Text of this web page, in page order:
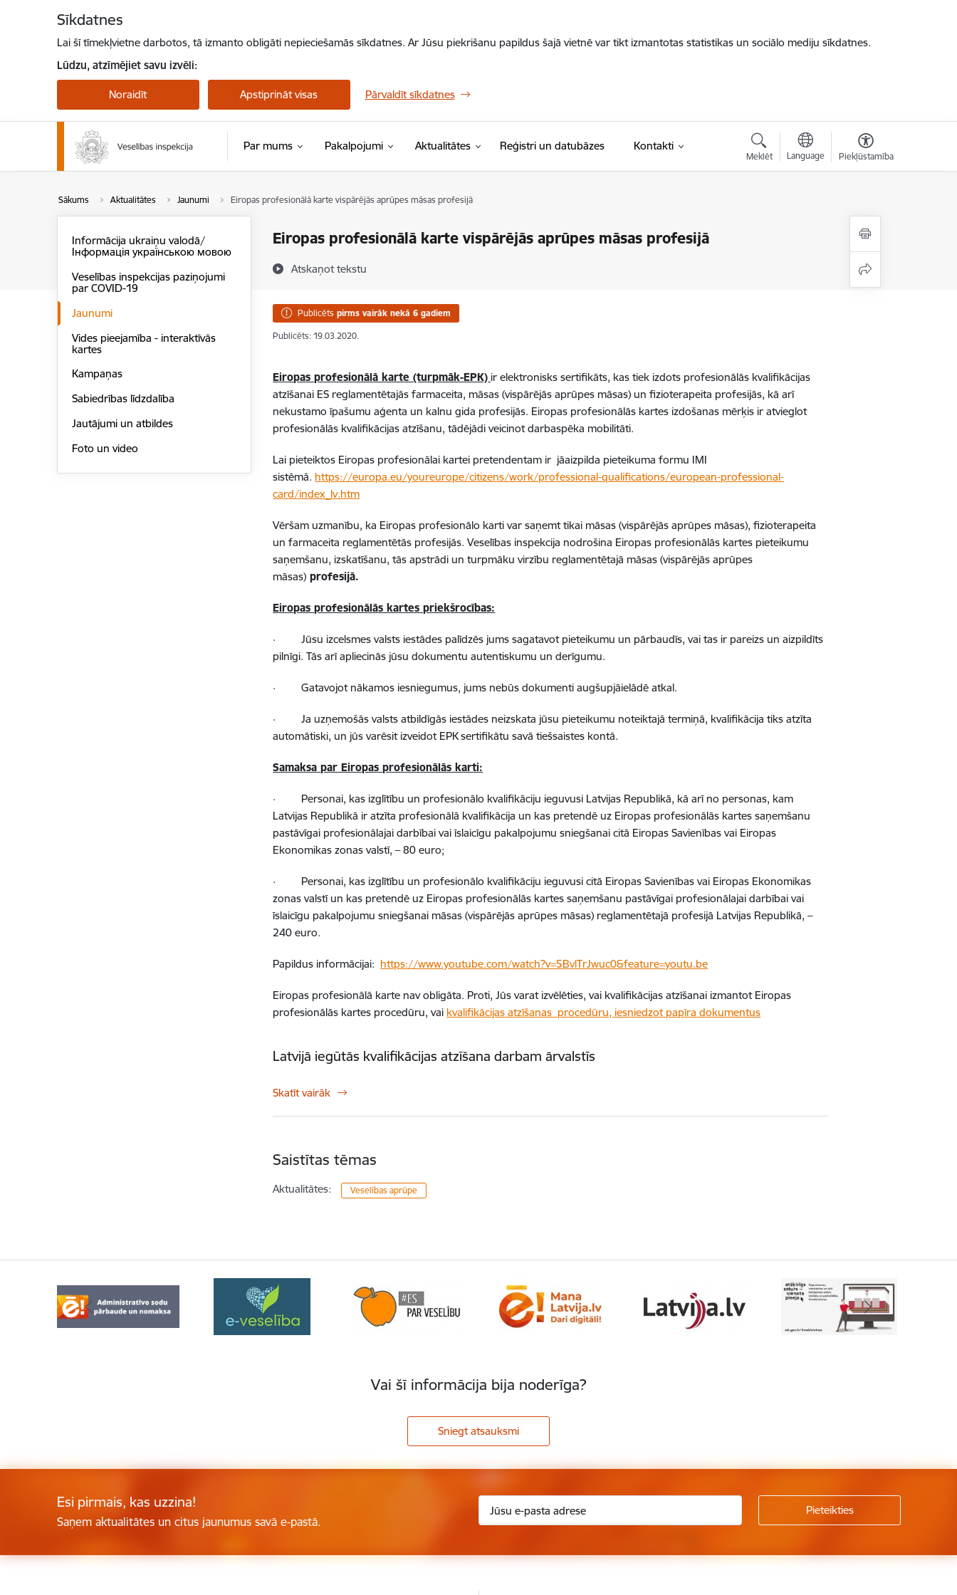
Sīkdatnes
Lai šī tīmekļvietne darbotos, tā izmanto obligāti nepieciešamās sīkdatnes. Ar Jūsu piekrišanu papildus šajā vietnē var tikt izmantotas statistikas un sociālo mediju sīkdatnes.
Lūdzu, atzīmējiet savu izvēli:
Noraidīt Apstiprināt visas Pārvaldīt sīkdatnes
Par mums Pakalpojumi Aktualitātes Reģistri un datubāzes Kontakti
Meklēt Language Piekļūstamība
Sākums Aktualitātes Jaunumi Eiropas profesionālā karte vispārējās aprūpes māsas profesijā
Eiropas profesionālā karte vispārējās aprūpes māsas profesijā
Atskaņot tekstu
Informācija ukraiņu valodā/
Інформація українською мовою
Veselības inspekcijas paziņojumi
par COVID-19
Jaunumi
Vides pieejamība - interaktīvās
kartes
Kampaņas
Sabiedrības līdzdalība
Jautājumi un atbildes
Foto un video
Publicēts pirms vairāk nekā 6 gadiem
Publicēts: 19.03.2020.
Eiropas profesionālā karte (turpmāk-EPK) ir elektronisks sertifikāts, kas tiek izdots profesionālās kvalifikācijas
atzīšanai ES reglamentētajās farmaceita, māsas (vispārējās aprūpes māsas) un fizioterapeita profesijās, kā arī
nekustamo īpašumu aģenta un kalnu gida profesijās. Eiropas profesionālās kartes izdošanas mērķis ir atvieglot
profesionālās kvalifikācijas atzīšanu, tādējādi veicinot darbaspēka mobilitāti.
Lai pieteiktos Eiropas profesionālai kartei pretendentam ir jāaizpilda pieteikuma formu IMI
sistēmā. https://europa.eu/youreurope/citizens/work/professional-qualifications/european-professional-
card/index_lv.htm
Vēršam uzmanību, ka Eiropas profesionālo karti var saņemt tikai māsas (vispārējās aprūpes māsas), fizioterapeita
un farmaceita reglamentētās profesijās. Veselības inspekcija nodrošina Eiropas profesionālās kartes pieteikumu
saņemšanu, izskatīšanu, tās apstrādi un turpmāku virzību reglamentētajā māsas (vispārējās aprūpes
māsas) profesijā.
Eiropas profesionālās kartes priekšrocības:
· Jūsu izcelsmes valsts iestādes palīdzēs jums sagatavot pieteikumu un pārbaudīs, vai tas ir pareizs un aizpildīts
pilnīgi. Tās arī apliecinās jūsu dokumentu autentiskumu un derīgumu.
· Gatavojot nākamos iesniegumus, jums nebūs dokumenti augšupjāielādē atkal.
· Ja uzņemošās valsts atbildīgās iestādes neizskata jūsu pieteikumu noteiktajā termiņā, kvalifikācija tiks atzīta
automātiski, un jūs varēsit izveidot EPK sertifikātu savā tiešsaistes kontā.
Samaksa par Eiropas profesionālās karti:
· Personai, kas izglītību un profesionālo kvalifikāciju ieguvusi Latvijas Republikā, kā arī no personas, kam
Latvijas Republikā ir atzīta profesionālā kvalifikācija un kas pretendē uz Eiropas profesionālās kartes saņemšanu
pastāvīgai profesionālajai darbībai vai īslaicīgu pakalpojumu sniegšanai citā Eiropas Savienības vai Eiropas
Ekonomikas zonas valstī, – 80 euro;
· Personai, kas izglītību un profesionālo kvalifikāciju ieguvusi citā Eiropas Savienības vai Eiropas Ekonomikas
zonas valstī un kas pretendē uz Eiropas profesionālās kartes saņemšanu pastāvīgai profesionālajai darbībai vai
īslaicīgu pakalpojumu sniegšanai māsas (vispārējās aprūpes māsas) reglamentētajā profesijā Latvijas Republikā, –
240 euro.
Papildus informācijai: https://www.youtube.com/watch?v=5BvlTrJwuc0&feature=youtu.be
Eiropas profesionālā karte nav obligāta. Proti, Jūs varat izvēlēties, vai kvalifikācijas atzīšanai izmantot Eiropas
profesionālās kartes procedūru, vai kvalifikācijas atzīšanas procedūru, iesniedzot papīra dokumentus
Latvijā iegūtās kvalifikācijas atzīšana darbam ārvalstīs
Skatīt vairāk
Saistītas tēmas
Aktualitātes: Veselības aprūpe
Vai šī informācija bija noderīga?
Sniegt atsauksmi
Esi pirmais, kas uzzina!
Saņem aktualitātes un citus jaunumus savā e-pastā.